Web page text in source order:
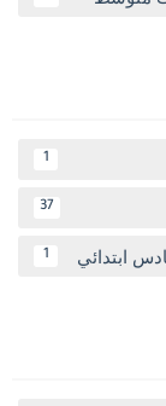
1
37
ابتدائي 1